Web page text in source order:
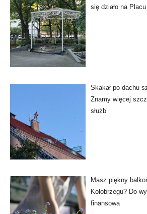
się działo na
Skakał po dachu
Znamy więcej
służb
Masz piękny
Kołobrzegu? Do
finansowa